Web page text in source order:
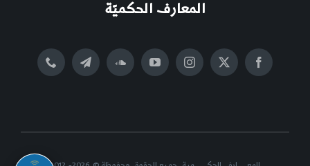
المعارف الحكميّة